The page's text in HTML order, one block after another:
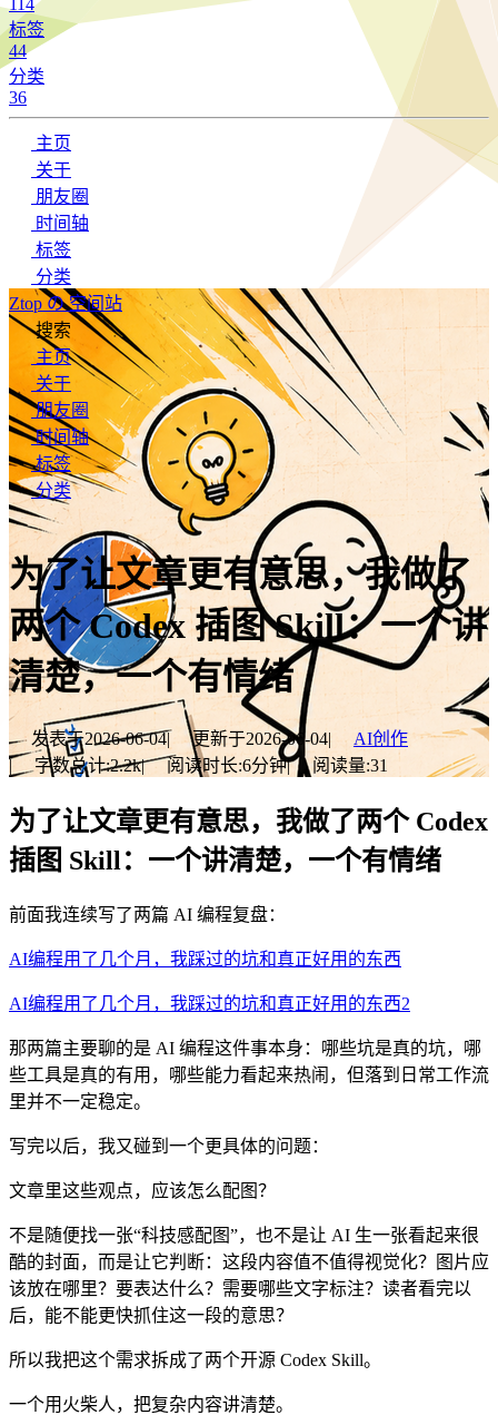
114
标签
44
分类
36
主页
关于
朋友圈
时间轴
标签
分类
Ztop の 空间站
搜索
主页
关于
朋友圈
时间轴
标签
分类
为了让文章更有意思，我做了
两个 Codex 插图 Skill：一个讲
清楚，一个有情绪
发表于2026-06-04| 更新于2026-06-04|
AI创作
|
字数总计:2.2k| 阅读时长:6分钟| 阅读量:31
为了让文章更有意思，我做了两个 Codex
插图 Skill：一个讲清楚，一个有情绪
前面我连续写了两篇 AI 编程复盘：
AI编程用了几个月，我踩过的坑和真正好用的东西
AI编程用了几个月，我踩过的坑和真正好用的东西2
那两篇主要聊的是 AI 编程这件事本身：哪些坑是真的坑，哪
些工具是真的有用，哪些能力看起来热闹，但落到日常工作流
里并不一定稳定。
写完以后，我又碰到一个更具体的问题：
文章里这些观点，应该怎么配图？
不是随便找一张“科技感配图”，也不是让 AI 生一张看起来很
酷的封面，而是让它判断：这段内容值不值得视觉化？图片应
该放在哪里？要表达什么？需要哪些文字标注？读者看完以
后，能不能更快抓住这一段的意思？
所以我把这个需求拆成了两个开源 Codex Skill。
一个用火柴人，把复杂内容讲清楚。